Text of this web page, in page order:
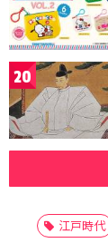
20
江戸時代